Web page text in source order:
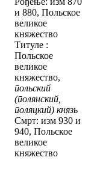
и 880, Польское
великое
княжество
Титуле :
Польское
великое
княжество,
польский
(полянский,
поляцкий) князь
Смрт: изм 930 и
940, Польское
великое
княжество